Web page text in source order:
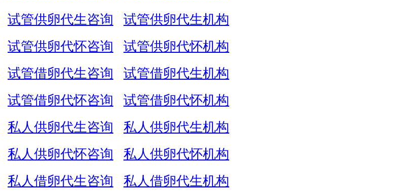
试管供卵代生咨询
试管供卵代生机构
试管供卵代怀咨询
试管供卵代怀机构
试管借卵代生咨询
试管借卵代生机构
试管借卵代怀咨询
试管借卵代怀机构
私人供卵代生咨询
私人供卵代生机构
私人供卵代怀咨询
私人供卵代怀机构
私人借卵代生咨询
私人借卵代生机构